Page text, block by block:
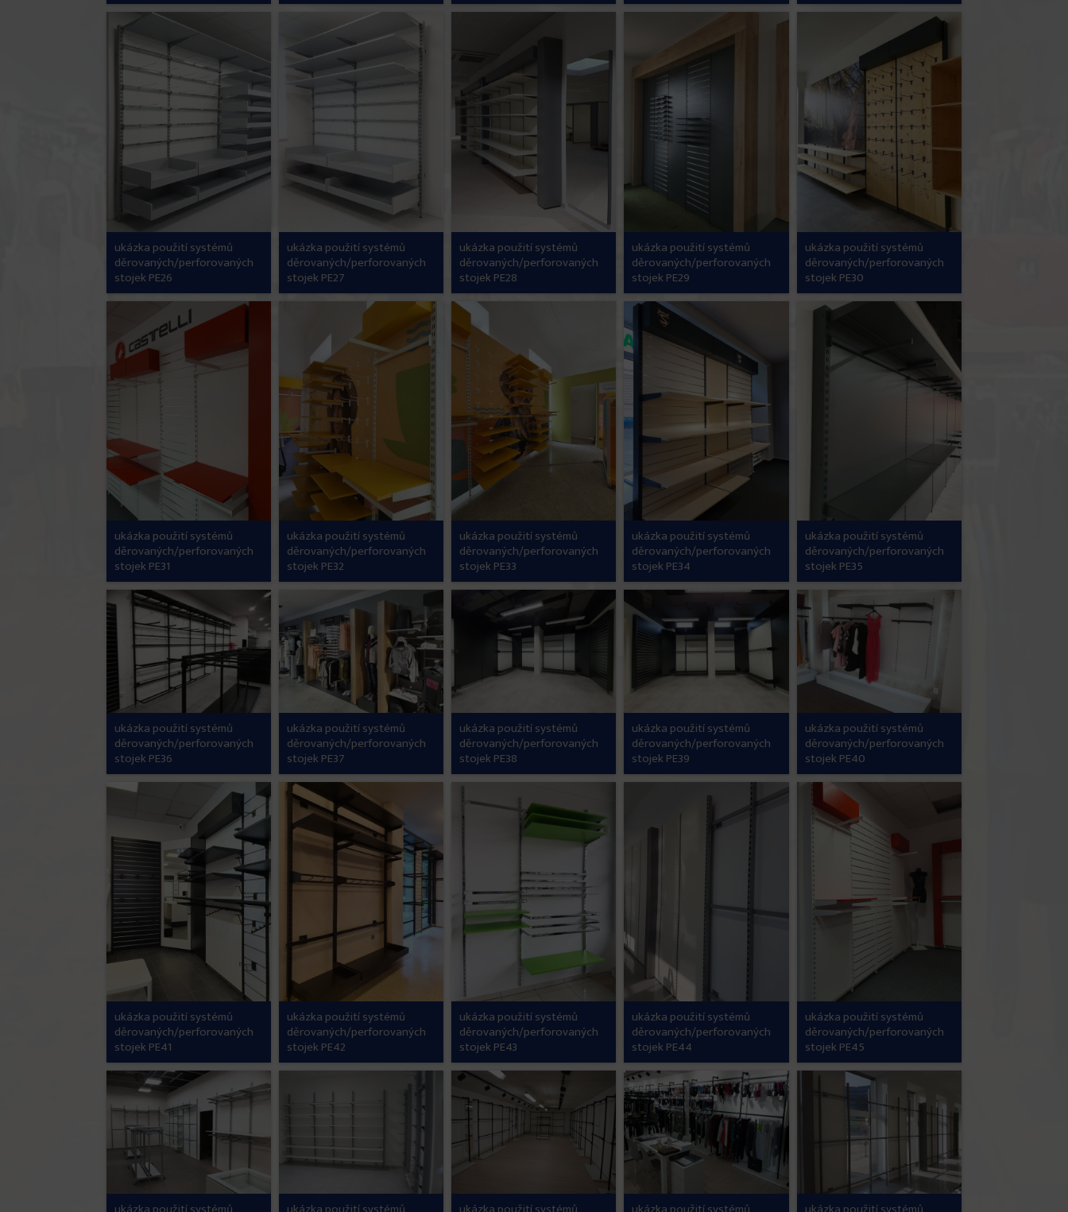
ukázka použití systémů
děrovaných/perforovaných
stojek PE26
ukázka použití systémů
děrovaných/perforovaných
stojek PE27
ukázka použití systémů
děrovaných/perforovaných
stojek PE28
ukázka použití systémů
děrovaných/perforovaných
stojek PE29
ukázka použití systémů
děrovaných/perforovaných
stojek PE30
ukázka použití systémů
děrovaných/perforovaných
stojek PE31
ukázka použití systémů
děrovaných/perforovaných
stojek PE32
ukázka použití systémů
děrovaných/perforovaných
stojek PE33
ukázka použití systémů
děrovaných/perforovaných
stojek PE34
ukázka použití systémů
děrovaných/perforovaných
stojek PE35
ukázka použití systémů
děrovaných/perforovaných
stojek PE36
ukázka použití systémů
děrovaných/perforovaných
stojek PE37
ukázka použití systémů
děrovaných/perforovaných
stojek PE38
ukázka použití systémů
děrovaných/perforovaných
stojek PE39
ukázka použití systémů
děrovaných/perforovaných
stojek PE40
ukázka použití systémů
děrovaných/perforovaných
stojek PE41
ukázka použití systémů
děrovaných/perforovaných
stojek PE42
ukázka použití systémů
děrovaných/perforovaných
stojek PE43
ukázka použití systémů
děrovaných/perforovaných
stojek PE44
ukázka použití systémů
děrovaných/perforovaných
stojek PE45